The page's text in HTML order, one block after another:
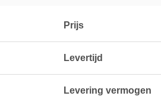
Prijs
Levertijd
Levering vermogen